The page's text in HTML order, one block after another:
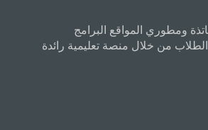
ومطوري المواقع البرامج
من خلال منصة تعليمية رائدة